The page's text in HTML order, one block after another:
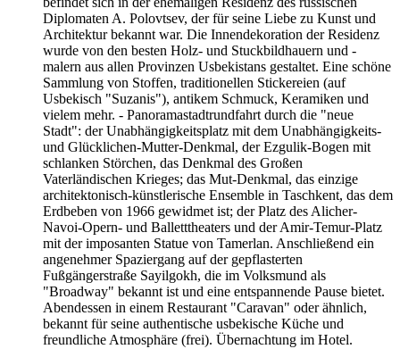
Diplomaten A. Polovtsev, der für seine Liebe zu Kunst und
Architektur bekannt war. Die Innendekoration der Residenz
wurde von den besten Holz- und Stuckbildhauern und -
malern aus allen Provinzen Usbekistans gestaltet. Eine schöne
Sammlung von Stoffen, traditionellen Stickereien (auf
Usbekisch "Suzanis"), antikem Schmuck, Keramiken und
vielem mehr. - Panoramastadtrundfahrt durch die "neue
Stadt": der Unabhängigkeitsplatz mit dem Unabhängigkeits-
und Glücklichen-Mutter-Denkmal, der Ezgulik-Bogen mit
schlanken Störchen, das Denkmal des Großen
Vaterländischen Krieges; das Mut-Denkmal, das einzige
architektonisch-künstlerische Ensemble in Taschkent, das dem
Erdbeben von 1966 gewidmet ist; der Platz des Alicher-
Navoi-Opern- und Balletttheaters und der Amir-Temur-Platz
mit der imposanten Statue von Tamerlan. Anschließend ein
angenehmer Spaziergang auf der gepflasterten
Fußgängerstraße Sayilgokh, die im Volksmund als
"Broadway" bekannt ist und eine entspannende Pause bietet.
Abendessen in einem Restaurant "Caravan" oder ähnlich,
bekannt für seine authentische usbekische Küche und
freundliche Atmosphäre (frei). Übernachtung im Hotel.